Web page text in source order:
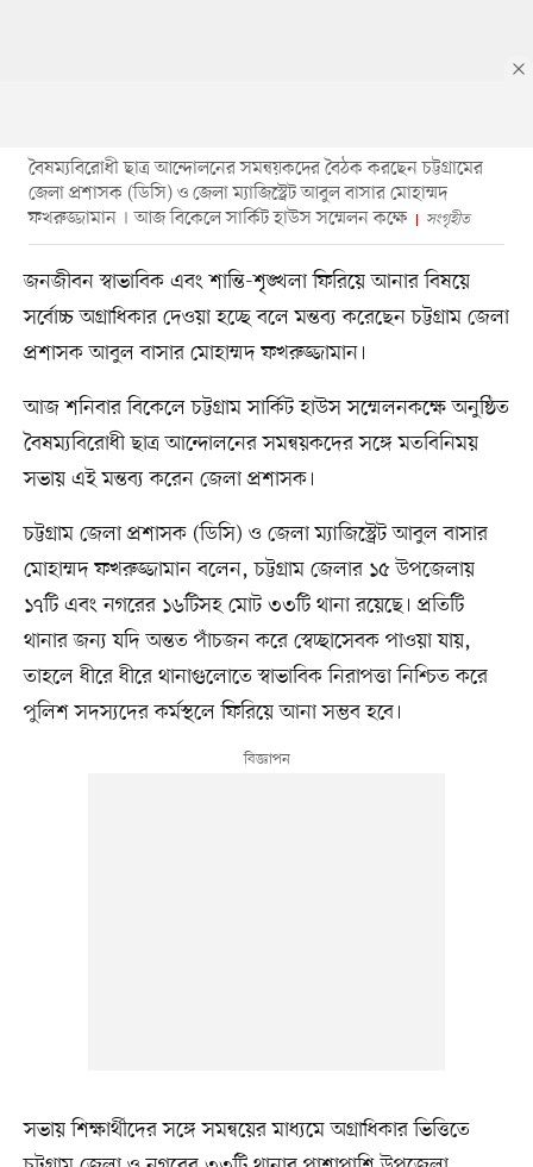
বৈষম্যবিরোধী ছাত্র আন্দোলনের সমন্বয়কদের বৈঠক করছেন চট্টগ্রামের
জেলা প্রশাসক (ডিসি) ও জেলা ম্যাজিস্ট্রেট আবুল বাসার মোহাম্মদ
ফখরুজ্জামান । আজ বিকেলে সার্কিট হাউস সম্মেলন কক্ষে
সংগৃহীত
জনজীবন স্বাভাবিক এবং শান্তি-শৃঙ্খলা ফিরিয়ে আনার বিষয়ে
সর্বোচ্চ অগ্রাধিকার দেওয়া হচ্ছে বলে মন্তব্য করেছেন চট্টগ্রাম জেলা
প্রশাসক আবুল বাসার মোহাম্মদ ফখরুজ্জামান।
আজ শনিবার বিকেলে চট্টগ্রাম সার্কিট হাউস সম্মেলনকক্ষে অনুষ্ঠিত
বৈষম্যবিরোধী ছাত্র আন্দোলনের সমন্বয়কদের সঙ্গে মতবিনিময়
সভায় এই মন্তব্য করেন জেলা প্রশাসক।
চট্টগ্রাম জেলা প্রশাসক (ডিসি) ও জেলা ম্যাজিস্ট্রেট আবুল বাসার
মোহাম্মদ ফখরুজ্জামান বলেন, চট্টগ্রাম জেলার ১৫ উপজেলায়
১৭টি এবং নগরের ১৬টিসহ মোট ৩৩টি থানা রয়েছে। প্রতিটি
থানার জন্য যদি অন্তত পাঁচজন করে স্বেচ্ছাসেবক পাওয়া যায়,
তাহলে ধীরে ধীরে থানাগুলোতে স্বাভাবিক নিরাপত্তা নিশ্চিত করে
পুলিশ সদস্যদের কর্মস্থলে ফিরিয়ে আনা সম্ভব হবে।
সভায় শিক্ষার্থীদের সঙ্গে সমন্বয়ের মাধ্যমে অগ্রাধিকার ভিত্তিতে